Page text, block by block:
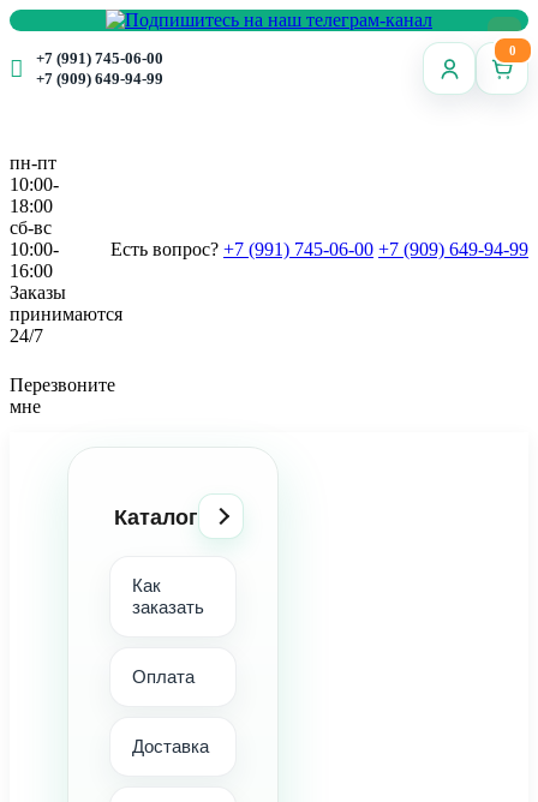
+7 (991) 745-06-00
+7 (909) 649-94-99
0
пн-пт
10:00-
18:00
сб-вс
10:00-
16:00
Заказы
принимаются
24/7
Есть вопрос? +7 (991) 745-06-00 +7 (909) 649-94-99
Перезвоните
мне
Каталог
Как
заказать
Оплата
Доставка